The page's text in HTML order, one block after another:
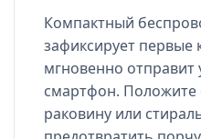
Компактный
зафиксирует первые
мгновенно отправит
смартфон. Положите
раковину или